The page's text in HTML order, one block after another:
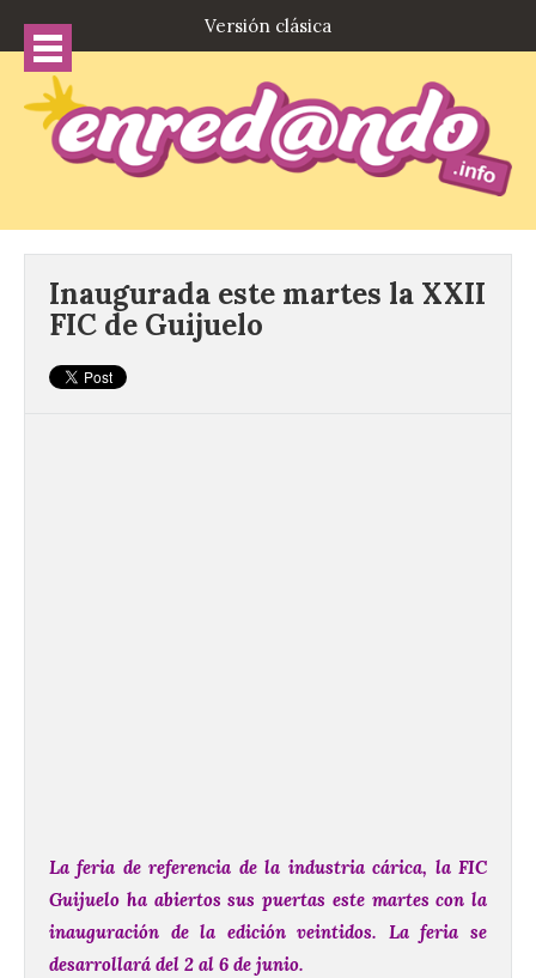
Versión clásica
Inaugurada este martes la XXII
FIC de Guijuelo
La feria de referencia de la industria cárica, la FIC
Guijuelo ha abiertos sus puertas este martes con la
inauguración de la edición veintidos. La feria se
desarrollará del 2 al 6 de junio.